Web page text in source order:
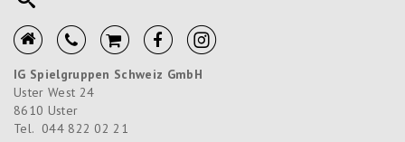
IG Spielgruppen Schweiz GmbH
Uster West 24
8610 Uster
Tel. 044 822 02 21